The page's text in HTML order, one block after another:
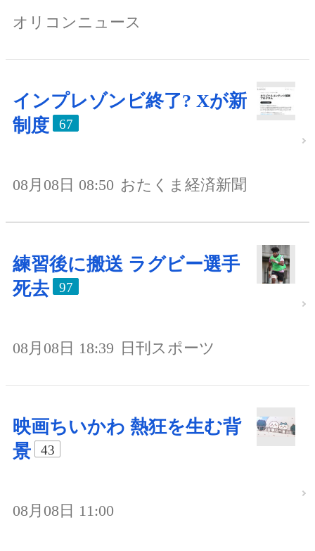
オリコンニュース
インプレゾンビ終了? Xが新
制度
67
08月08日 08:50 おたくま経済新聞
練習後に搬送 ラグビー選手
死去
97
08月08日 18:39 日刊スポーツ
映画ちいかわ 熱狂を生む背
景
43
08月08日 11:00